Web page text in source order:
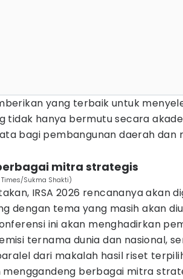
yang terbaik untuk
tidak hanya bermutu secara
bagi pembangunan daerah dan
mitra strategis
Sukma Shakti)
IRSA 2026 rencananya akan
dengan tema yang masih akan
ini akan menghadirkan
ternama dunia dan nasional,
dari makalah hasil riset
menggandeng berbagai mitra